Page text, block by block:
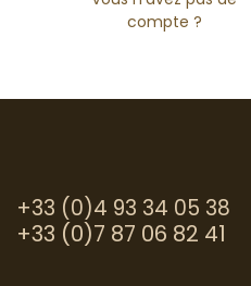
compte ?
+33 (0)4 93 34 05 38
+33 (0)7 87 06 82 41